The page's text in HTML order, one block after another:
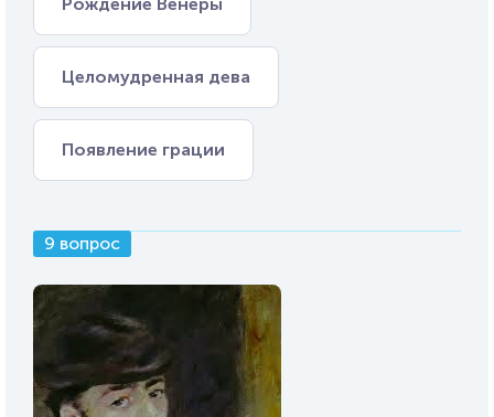
Целомудренная дева
Появление грации
9 вопрос